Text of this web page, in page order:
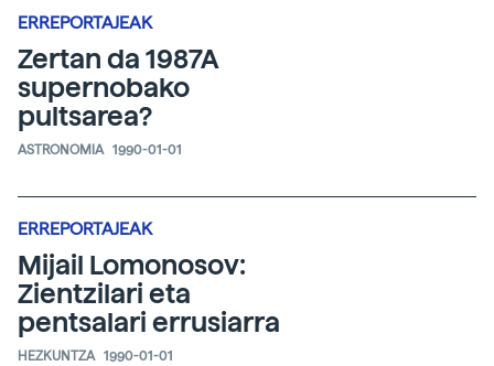
ERREPORTAJEAK
Zertan da 1987A
supernobako
pultsarea?
ASTRONOMIA 1990-01-01
ERREPORTAJEAK
Mijail Lomonosov:
Zientzilari eta
pentsalari errusiarra
HEZKUNTZA 1990-01-01